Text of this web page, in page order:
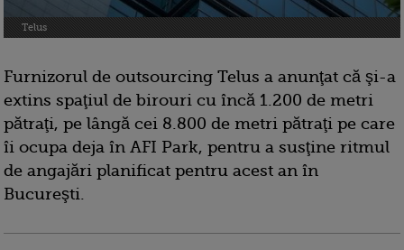
Telus
Furnizorul de outsourcing Telus a anunţat că şi-a
extins spaţiul de birouri cu încă 1.200 de metri
pătraţi, pe lângă cei 8.800 de metri pătraţi pe care
îi ocupa deja în AFI Park, pentru a susţine ritmul
de angajări planificat pentru acest an în
Bucureşti.